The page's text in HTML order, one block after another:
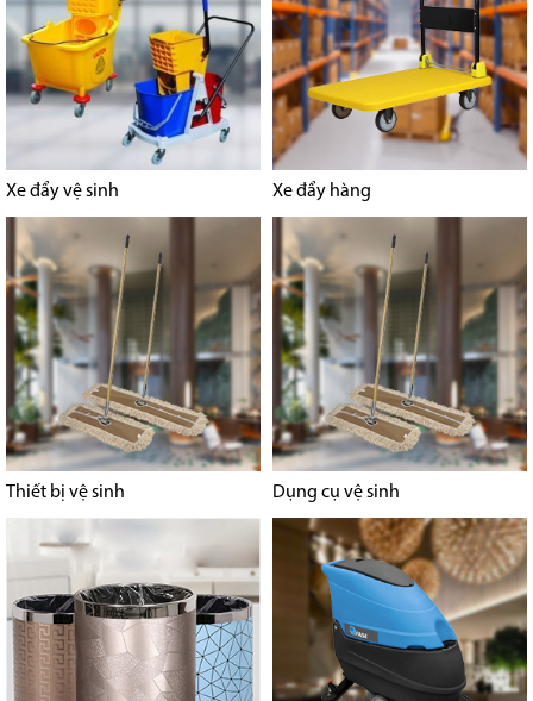
Xe đẩy vệ sinh Xe đẩy hàng
Thiết bị vệ sinh Dụng cụ vệ sinh